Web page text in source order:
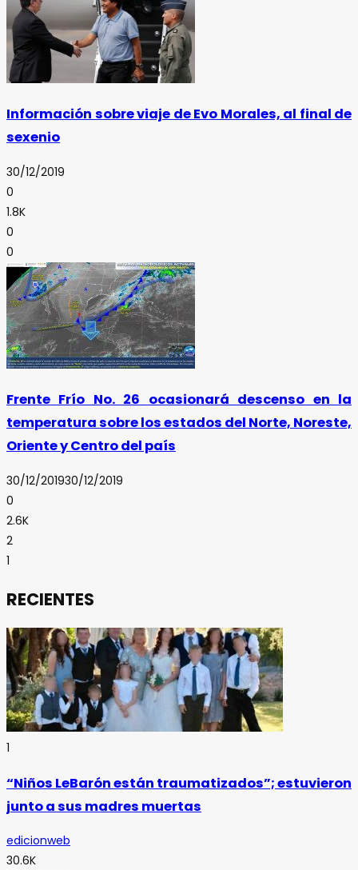
Información sobre viaje de Evo Morales, al final de
sexenio
30/12/2019
0
1.8K
0
0
Frente Frío No. 26 ocasionará descenso en la
temperatura sobre los estados del Norte, Noreste,
Oriente y Centro del país
30/12/201930/12/2019
0
2.6K
2
1
RECIENTES
1
“Niños LeBarón están traumatizados”; estuvieron
junto a sus madres muertas
edicionweb
30.6K